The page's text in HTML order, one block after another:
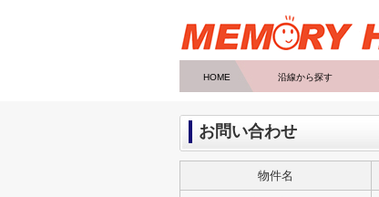
HOME 沿線から探す
お問い合わせ
物件名